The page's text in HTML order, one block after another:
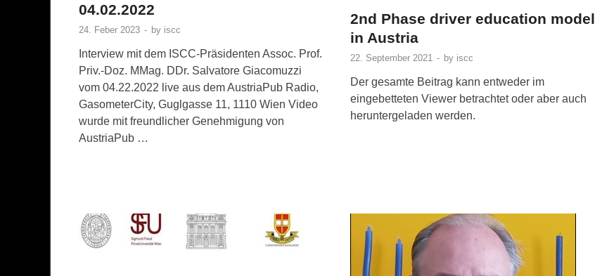
04.02.2022
24. Feber 2023 - by iscc
Interview mit dem ISCC-Präsidenten Assoc. Prof.
Priv.-Doz. MMag. DDr. Salvatore Giacomuzzi
vom 04.22.2022 live aus dem AustriaPub Radio,
GasometerCity, Guglgasse 11, 1110 Wien Video
wurde mit freundlicher Genehmigung von
AustriaPub …
2nd Phase driver education model
in Austria
22. September 2021 - by iscc
Der gesamte Beitrag kann entweder im
eingebetteten Viewer betrachtet oder aber auch
heruntergeladen werden.